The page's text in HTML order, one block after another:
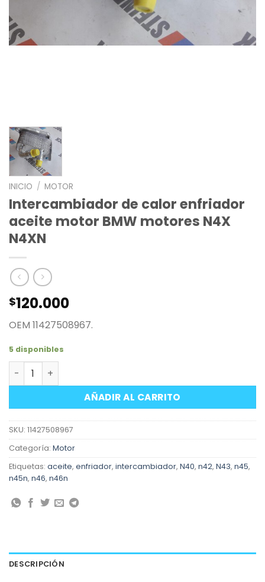
INICIO / MOTOR
Intercambiador de calor enfriador
aceite motor BMW motores N4X
N4XN
$120.000
OEM 11427508967.
5 disponibles
Intercambiador de calor enfriador aceite motor BMW
AÑADIR AL CARRITO
SKU: 11427508967
Categoría: Motor
Etiquetas: aceite, enfriador, intercambiador, N40, n42, N43, n45,
n45n, n46, n46n
DESCRIPCIÓN